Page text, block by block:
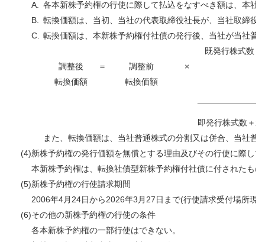
A.
各本新株予約権の行使に際して払込をなすべき額は、本社
B.
転換価額は、当初、当社の代表取締役社長が、当社取締
C.
転換価額は、本新株予約権付社債の発行後、当社が当社普
調整後
転換価額
＝
調整前
転換価額
×
既発行株式数
即発行株式数＋
また、転換価額は、当社普通株式の分割又は併合、当社
(4)新株予約権の発行価額を無償とする理由及びその行使に際し
本新株予約権は、転換社債型新株予約権付社債に付されたも
(5)新株予約権の行使請求期間
2006年4月24日から2026年3月27日まで(行使請求受付場所現
(6)その他の新株予約権の行使の条件
各本新株予約権の一部行使はできない。